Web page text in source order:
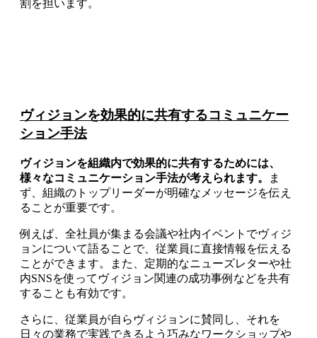
割を担います。
ヴィジョンを効果的に共有するコミュニケー
ション手法
ヴィジョンを組織内で効果的に共有するためには、
様々なコミュニケーション手法が考えられます。
ま
ず、組織のトップリーダーが明確なメッセージを伝え
ることが重要です。
例えば、全社員が集まる会議や社内イベントでヴィジ
ョンについて語ることで、従業員に直接情報を伝える
ことができます。また、定期的なニューズレターや社
内SNSを使ってヴィジョン関連の成功事例などを共有
することも有効です。
さらに、従業員が自らヴィジョンに賛同し、それを
日々の業務で実践できるよう巧みなワークショップや